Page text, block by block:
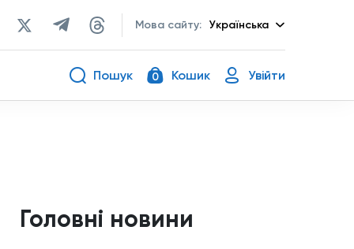
Мова сайту: Українська
Пошук 0 Кошик Увійти
Головні новини